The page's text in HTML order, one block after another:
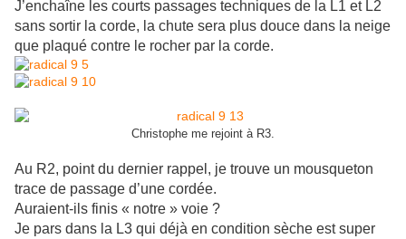
J’enchaîne les courts passages techniques de la L1 et L2
sans sortir la corde, la chute sera plus douce dans la neige
que plaqué contre le rocher par la corde.
Christophe me rejoint à R3.
Au R2, point du dernier rappel, je trouve un mousqueton
trace de passage d’une cordée.
Auraient-ils finis « notre » voie ?
Je pars dans la L3 qui déjà en condition sèche est super